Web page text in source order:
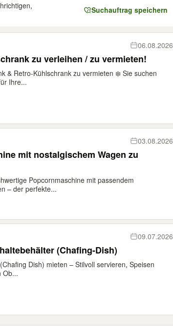
Suchauftrag speichern
06.08.2026
zu verleihen / zu vermieten!
& Retro-Kühlschrank zu vermieten ❄️ Sie suchen
Ihre...
03.08.2026
mit nostalgischem Wagen zu
Popcornmaschine mit passendem
– der perfekte...
09.07.2026
(Chafing-Dish)
Dish) mieten – Stilvoll servieren, Speisen
Ob...